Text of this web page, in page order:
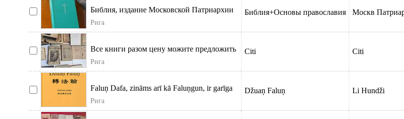
Библия, издание Московской Патриархии
(Москва, 1983 г. ) редкий экземпляр
Продаёт
Рига
Библия+Основы православия Москв
Все книги разом цену можите предложить
по Whatsapp. Больше фото тоже по
Whatsapp.
Рига
Citi Citi
Faluņ Dafa, zināms arī kā Faluņgun, ir garīga
prakse, kas kļuvusi par neatņemamu dzī
Рига
Džuaņ Faluņ Li Hundži